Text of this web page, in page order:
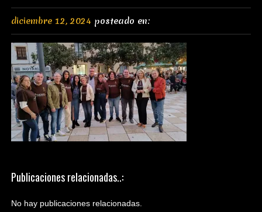
diciembre 12, 2024 posteado en:
Publicaciones relacionadas..:
No hay publicaciones relacionadas.